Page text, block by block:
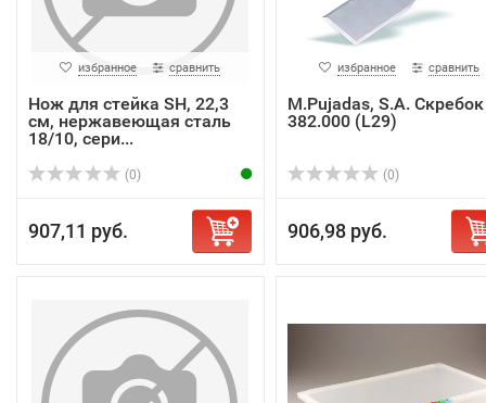
избранное сравнить
Нож для стейка SH, 22,3
см, нержавеющая сталь
18/10, сери...
(0)
907,11 руб.
избранное сравнить
M.Pujadas, S.A. Скребок
382.000 (L29)
(0)
906,98 руб.